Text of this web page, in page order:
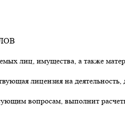
лиц, имущества, а также
лицензия на
вопросам, выполнит